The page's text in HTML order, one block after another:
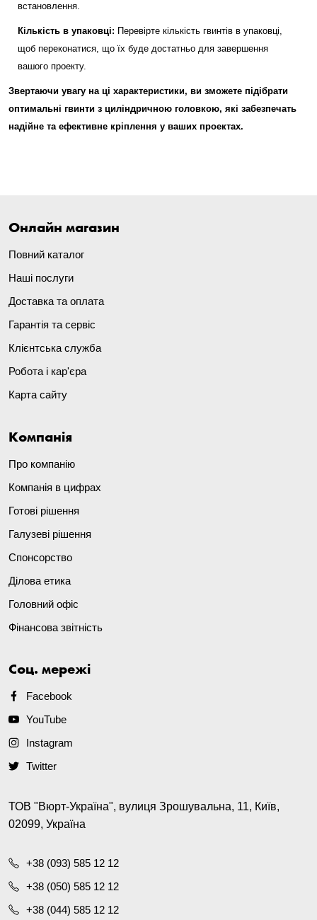
встановлення.
Кількість в упаковці: Перевірте кількість гвинтів в упаковці,
щоб переконатися, що їх буде достатньо для завершення
вашого проекту.
Звертаючи увагу на ці характеристики, ви зможете підібрати
оптимальні гвинти з циліндричною головкою, які забезпечать
надійне та ефективне кріплення у ваших проектах.
Онлайн магазин
Повний каталог
Наші послуги
Доставка та оплата
Гарантія та сервіс
Клієнтська служба
Робота і кар'єра
Карта сайту
Компанія
Про компанію
Компанія в цифрах
Готові рішення
Галузеві рішення
Спонсорство
Ділова етика
Головний офіс
Фінансова звітність
Соц. мережі
Facebook
YouTube
Instagram
Twitter
ТОВ "Вюрт-Україна", вулиця Зрошувальна, 11, Київ,
02099, Україна
+38 (093) 585 12 12
+38 (050) 585 12 12
+38 (044) 585 12 12